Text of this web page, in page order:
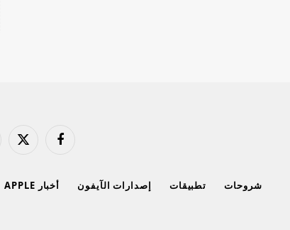
فيسبوك
X
شروحات تطبيقات إصدارات الآيفون أخبار APPLE